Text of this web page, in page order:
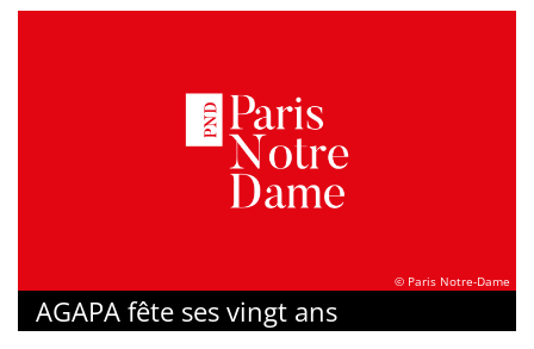
© Paris Notre-Dame
AGAPA fête ses vingt ans